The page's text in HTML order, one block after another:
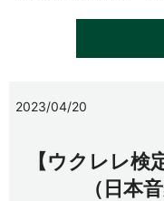
2023/04/20
【ウクレレ検
（日本